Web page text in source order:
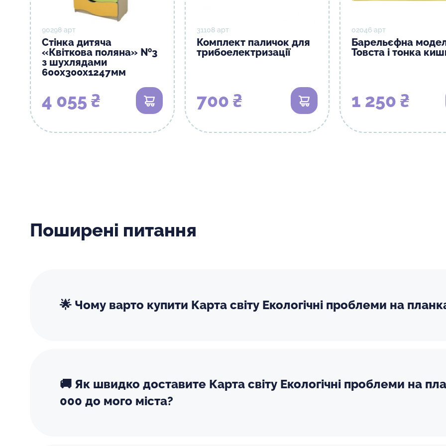
90298 арт
Стінка дитяча
«Квіткова поляна» №3
з шухлядами
600х300х1247мм
4 055 ₴ В кошик
31108 арт
Комплект паличок для
трибоелектризації
700 ₴ В кошик
02046 арт
Барельєфна
Товста і тонка
1 250 ₴
Поширені питання
🌟 Чому варто купити Карта світу Екологічні проблеми на
🚚 Як швидко доставите Карта світу Екологічні проблеми на
000 до мого міста?